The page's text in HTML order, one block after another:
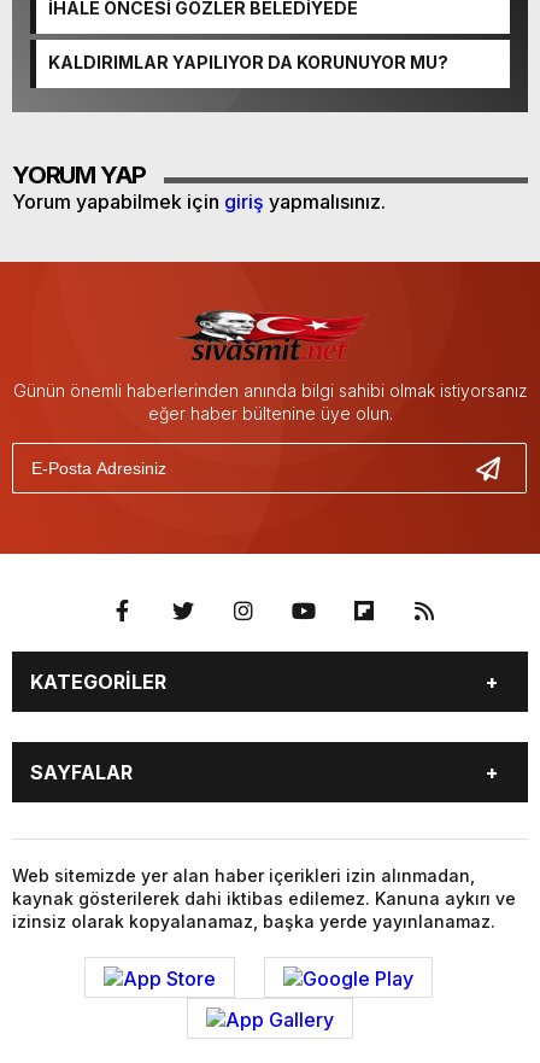
İHALE ÖNCESİ GÖZLER BELEDİYEDE
KALDIRIMLAR YAPILIYOR DA KORUNUYOR MU?
YORUM YAP
Yorum yapabilmek için giriş yapmalısınız.
Günün önemli haberlerinden anında bilgi sahibi olmak istiyorsanız
eğer haber bültenine üye olun.
KATEGORİLER
BİYOGRAFİLER
DÜNYA
EĞİTİM
FOTO GALERİ
Genel
GÜNDEM
KÜLTÜR SANAT
MAGAZİN
SAĞLIK
SİYASET
SPOR
VİZYONDAKİLER
YAŞAM
SAYFALAR
EĞİTİM
EKONOMİ
FOTO GALERİ
Genel
GÜNDEM
KÜLTÜR SANAT
MAGAZİN
SAĞLIK
SİYASET
SPOR
VİDEO GALERİ
Web sitemizde yer alan haber içerikleri izin alınmadan,
kaynak gösterilerek dahi iktibas edilemez. Kanuna aykırı ve
izinsiz olarak kopyalanamaz, başka yerde yayınlanamaz.